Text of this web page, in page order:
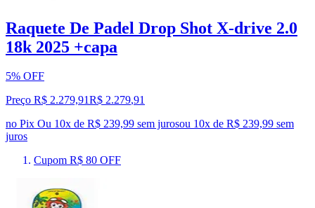
Raquete De Padel Drop Shot X-drive 2.0
18k 2025 +capa
5% OFF
Preço R$ 2.279,91R$ 2.279,91
no Pix Ou 10x de R$ 239,99 sem jurosou 10x de R$ 239,99 sem
juros
Cupom R$ 80 OFF